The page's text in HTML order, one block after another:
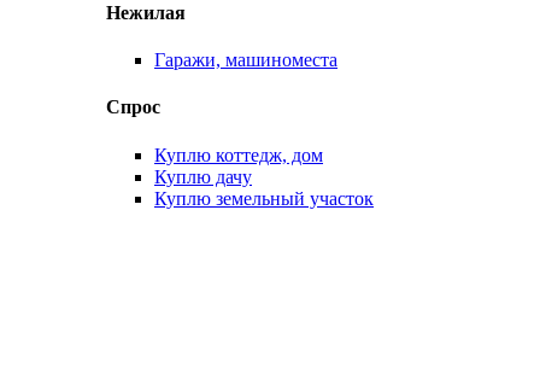
Нежилая
Гаражи, машиноместа
Спрос
Куплю коттедж, дом
Куплю дачу
Куплю земельный участок